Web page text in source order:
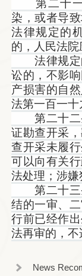
第二十一
染，或者导
法律规定的
的，人民法院
法律规定
讼的，不影
产损害的自
法第一百一十
第二十二
证勘查开采
查开采未履
可以向有关
法处理；涉嫌
第二十三
结的一审、
行前已经作
法再审的，不
News